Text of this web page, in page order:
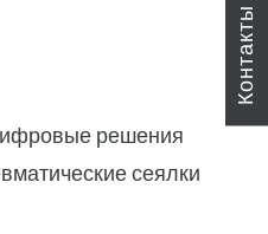
решения
сеялки
Контакты